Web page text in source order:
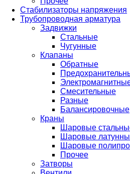
Стабилизаторы напряжения
Трубопроводная арматура
Задвижки
Стальные
Чугунные
Клапаны
Обратные
Смесительные
Разные
Балансировочные
Краны
Шаровые
Шаровые
Шаровые
Прочее
Затворы